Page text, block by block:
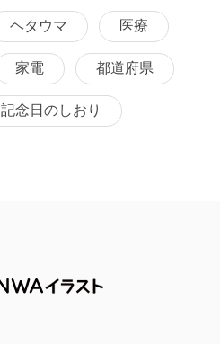
ヘタウマ 医療
家電 都道府県
記念日のしおり